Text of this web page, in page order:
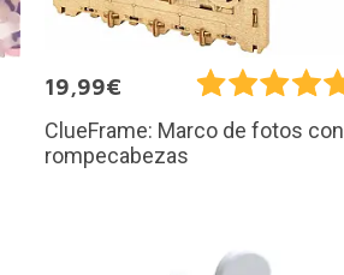
19,99€
ClueFrame: Marco de fotos con
rompecabezas